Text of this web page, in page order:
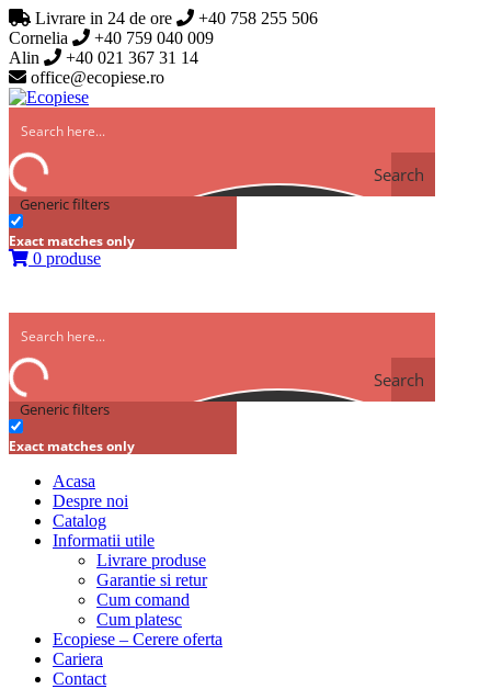
Livrare in 24 de ore
+40 758 255 506
Cornelia
+40 759 040 009
Alin
+40 021 367 31 14
office@ecopiese.ro
Search
Generic filters
Exact matches only
0 produse
Search
Generic filters
Exact matches only
Acasa
Despre noi
Catalog
Informatii utile
Livrare produse
Garantie si retur
Cum comand
Cum platesc
Ecopiese – Cerere oferta
Cariera
Contact